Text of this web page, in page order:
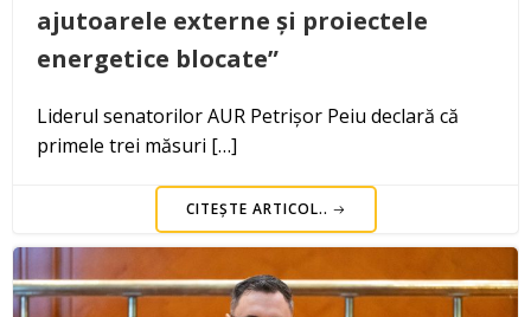
ajutoarele externe și proiectele
energetice blocate”
Liderul senatorilor AUR Petrișor Peiu declară că
primele trei măsuri […]
CITEȘTE ARTICOL..